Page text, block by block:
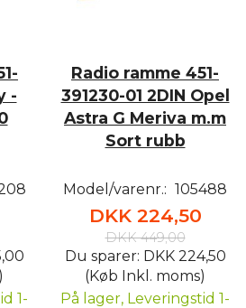
-
1-
Radio ramme 451-
391230-01 2DIN Opel
Astra G Meriva m.m
Sort rubb
Model/varenr.: 105488
DKK 224,50
DKK 449,00
Du sparer: DKK 224,50
(Køb Inkl. moms)
På lager, Leveringstid 1-